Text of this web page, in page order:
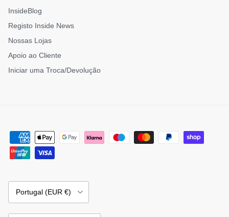
InsideBlog
Registo Inside News
Nossas Lojas
Apoio ao Cliente
Iniciar uma Troca/Devolução
País/Região
Portugal (EUR €)